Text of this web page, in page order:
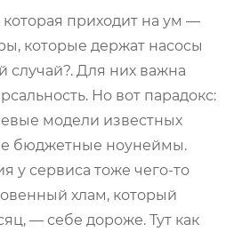
приходит на ум —
которые держат насосы
случай?. Для них важна
Но вот парадокс:
модели известных
бюджетные ноунеймы.
у сервиса тоже чего-то
хлам, который
— себе дороже. Тут как